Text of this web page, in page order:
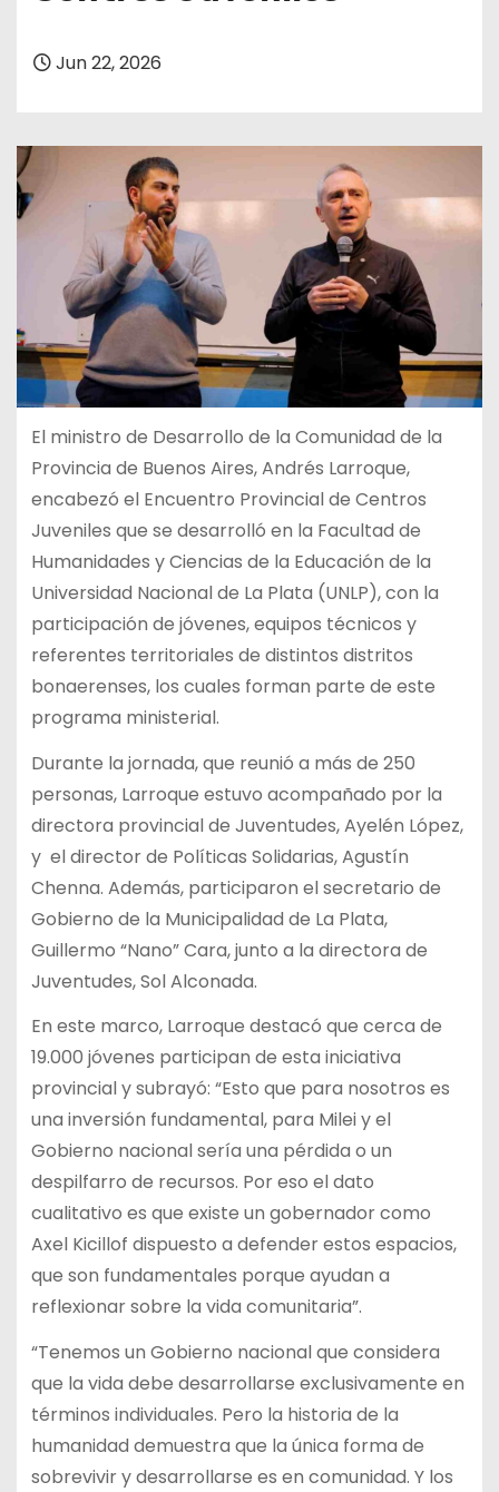
Jun 22, 2026
El ministro de Desarrollo de la Comunidad de la
Provincia de Buenos Aires, Andrés Larroque,
encabezó el Encuentro Provincial de Centros
Juveniles que se desarrolló en la Facultad de
Humanidades y Ciencias de la Educación de la
Universidad Nacional de La Plata (UNLP), con la
participación de jóvenes, equipos técnicos y
referentes territoriales de distintos distritos
bonaerenses, los cuales forman parte de este
programa ministerial.
Durante la jornada, que reunió a más de 250
personas, Larroque estuvo acompañado por la
directora provincial de Juventudes, Ayelén López,
y el director de Políticas Solidarias, Agustín
Chenna. Además, participaron el secretario de
Gobierno de la Municipalidad de La Plata,
Guillermo “Nano” Cara, junto a la directora de
Juventudes, Sol Alconada.
En este marco, Larroque destacó que cerca de
19.000 jóvenes participan de esta iniciativa
provincial y subrayó: “Esto que para nosotros es
una inversión fundamental, para Milei y el
Gobierno nacional sería una pérdida o un
despilfarro de recursos. Por eso el dato
cualitativo es que existe un gobernador como
Axel Kicillof dispuesto a defender estos espacios,
que son fundamentales porque ayudan a
reflexionar sobre la vida comunitaria”.
“Tenemos un Gobierno nacional que considera
que la vida debe desarrollarse exclusivamente en
términos individuales. Pero la historia de la
humanidad demuestra que la única forma de
sobrevivir y desarrollarse es en comunidad. Y los